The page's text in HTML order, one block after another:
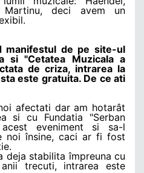
Martinu, deci avem un
manifestul de pe site-ul
si "Cetatea Muzicala a
de criza, intrarea la
este gratuita. De ce ati
afectati dar am hotarât
si cu Fundatia "Serban
eveniment si sa-l
noi însine, caci ar fi fost
deja stabilita împreuna cu
trecuti, intrarea este